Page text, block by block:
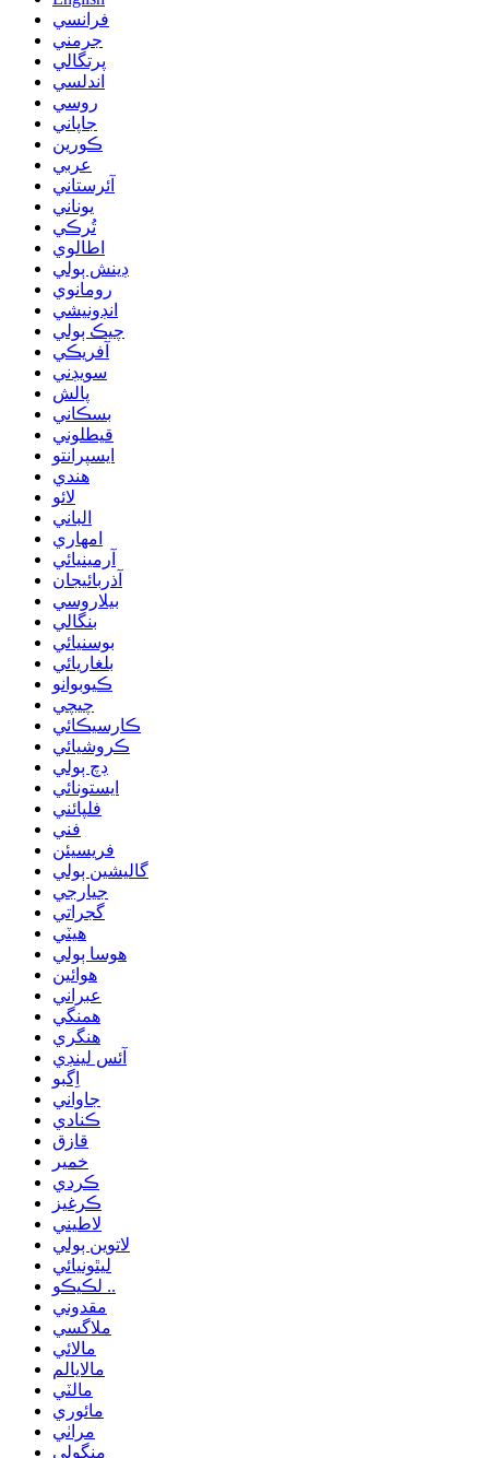
فرانسي
جرمني
پرتگالي
اندلسي
روسي
جاپاني
ڪورين
عربي
آئرستاني
يوناني
تُرڪي
اطالوي
ڊينش ٻولي
رومانوي
انڊونيشي
چيڪ ٻولي
آفريڪي
سويڊني
پالش
بسڪاني
قيطلوني
ايسپرانتو
هندي
لائو
الباني
امهاري
آرمينيائي
آذربائيجان
بيلاروسي
بنگالي
بوسنيائي
بلغاريائي
ڪيوبوانو
چيچي
ڪارسيڪائي
ڪروشيائي
ڊچ ٻولي
ايستونائي
فلپائني
فني
فريسيئن
گاليشين ٻولي
جيارجي
گجراتي
هيٽي
هوسا ٻولي
هوائين
عبراني
همنگي
هنگري
آئس لينڊي
اِگبو
جاواني
ڪنادي
قازق
خمير
ڪردي
ڪرغيز
لاطيني
لاتوين ٻولي
ليٿونيائي
لڪيڪو ..
مقدوني
ملاگسي
مالائي
مالايالم
مالٽي
مائوري
مراٺي
منگولي